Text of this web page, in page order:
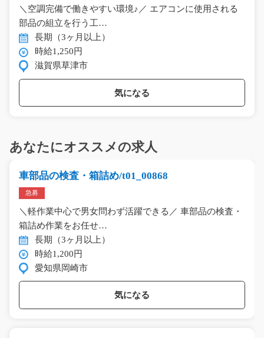
＼空調完備で働きやすい環境♪／ エアコンに使用される
部品の組立を行う工…
長期（3ヶ月以上）
時給1,250円
滋賀県草津市
気になる
あなたにオススメの求人
車部品の検査・箱詰め/t01_00868
急募
＼軽作業中心で男女問わず活躍できる／ 車部品の検査・
箱詰め作業をお任せ…
長期（3ヶ月以上）
時給1,200円
愛知県岡崎市
気になる